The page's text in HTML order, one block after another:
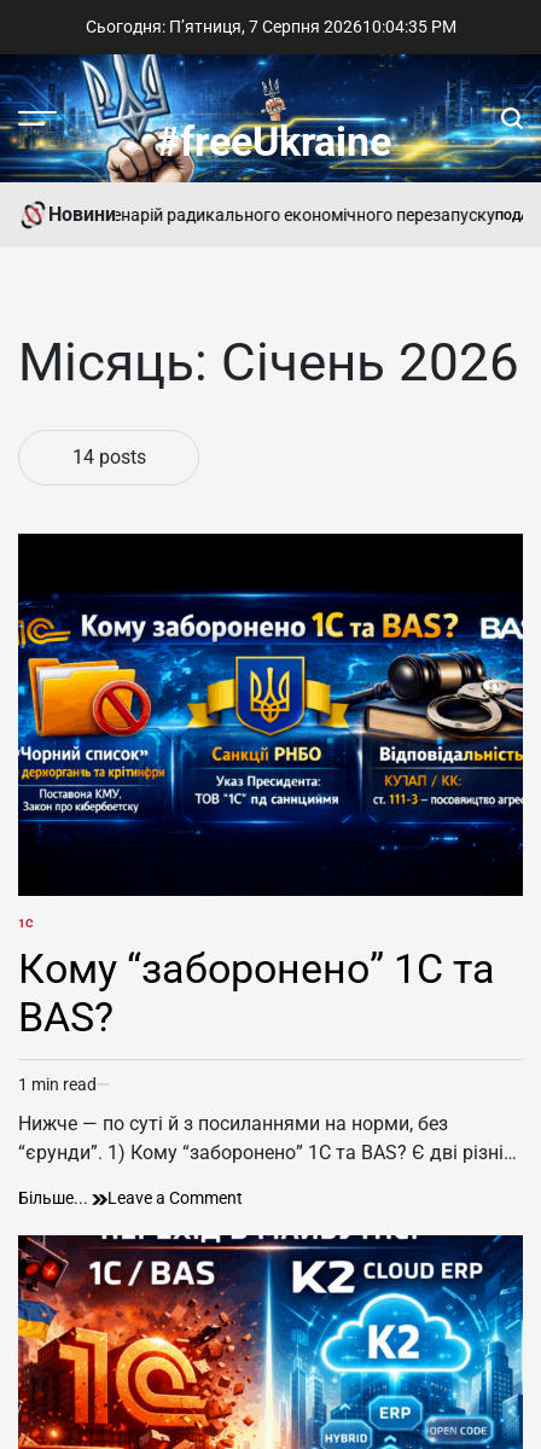
content
Сьогодня: П’ятниця, 7 Серпня 202610:04:36 PM
Menu #freeUkraine
Новини
сценарій радикального економічного перезапускуPOSTED
ПОДАТКИУкраїні
Місяць: Січень 2026
14 posts
POSTED
1С
Кому “заборонено” 1С та
BAS?
Estimated
read
time
1 min read
Нижче — по суті й з посиланнями на норми, без
“єрунди”. 1) Кому “заборонено” 1С та BAS? Є дві різні…
Більше... Кому
1С
та
BAS?
Leave a Comment
“заборонено”
1С
та
BAS?